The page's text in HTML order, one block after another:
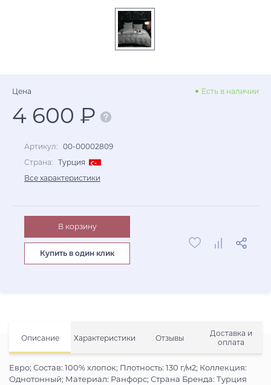
Описание Характеристики Отзывы
Доставка и
оплата
Евро; Состав: 100% хлопок; Плотность: 130 г/м2; Коллекция:
Однотонный; Материал: Ранфорс; Страна Бренда: Турция
Цена Есть в наличии
4 600 ₽
Артикул: 00-00002809
Страна: Турция
Все характеристики
В корзину
Купить в один клик